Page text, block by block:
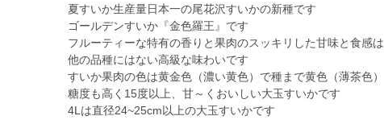
夏すいか生産量日本一の尾花沢すいかの新種です
ゴールデンすいか『金色羅王』です
フルーティーな特有の香りと果肉のスッキリした甘味と食感は
他の品種にはない高級な味わいです
すいか果肉の色は黄金色（濃い黄色）で種まで黄色（薄茶色）
糖度も高く15度以上、甘～くおいしい大玉すいかです
4Lは直径24~25cm以上の大玉すいかです